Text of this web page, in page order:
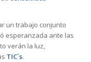
un trabajo conjunto
esperanzada ante las
verán la luz,
TIC´s.